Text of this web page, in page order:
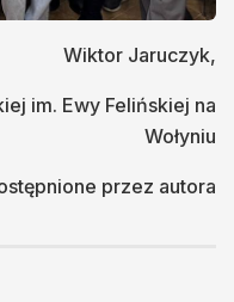
Wiktor Jaruczyk,
im. Ewy Felińskiej na
Wołyniu
przez autora